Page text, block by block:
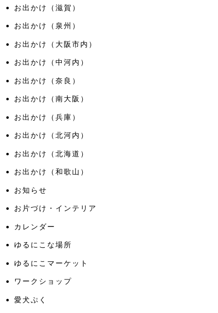
お出かけ（滋賀）
お出かけ（泉州）
お出かけ（大阪市内）
お出かけ（中河内）
お出かけ（奈良）
お出かけ（南大阪）
お出かけ（兵庫）
お出かけ（北河内）
お出かけ（北海道）
お出かけ（和歌山）
お知らせ
お片づけ・インテリア
カレンダー
ゆるにこな場所
ゆるにこマーケット
ワークショップ
愛犬ぷく